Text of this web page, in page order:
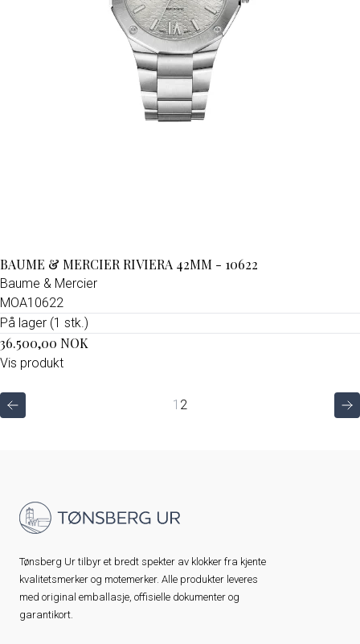
BAUME & MERCIER RIVIERA 42MM - 10622
Baume & Mercier
MOA10622
På lager (1 stk.)
36.500,00 NOK
Vis produkt
1 2
Tønsberg Ur tilbyr et bredt spekter av klokker fra kjente
kvalitetsmerker og motemerker. Alle produkter leveres
med original emballasje, offisielle dokumenter og
garantikort.